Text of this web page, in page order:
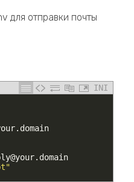
для отправки почты
INI
. domain
@your. domain